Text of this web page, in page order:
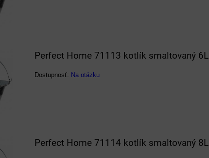
Perfect Home 71113 kotlík smaltovaný 6L
Dostupnosť: Na otázku
Perfect Home 71114 kotlík smaltovaný 8L